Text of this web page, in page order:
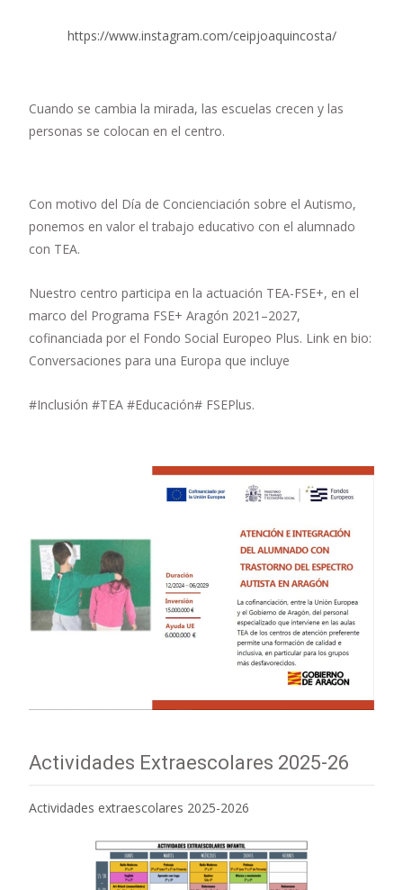
https://www.instagram.com/ceipjoaquincosta/
Cuando se cambia la mirada, las escuelas crecen y las
personas se colocan en el centro.
Con motivo del Día de Concienciación sobre el Autismo,
ponemos en valor el trabajo educativo con el alumnado
con TEA.
Nuestro centro participa en la actuación TEA-FSE+, en el
marco del Programa FSE+ Aragón 2021–2027,
cofinanciada por el Fondo Social Europeo Plus. Link en bio:
Conversaciones para una Europa que incluye
#Inclusión #TEA #Educación# FSEPlus.
Actividades Extraescolares 2025-26
Actividades extraescolares 2025-2026